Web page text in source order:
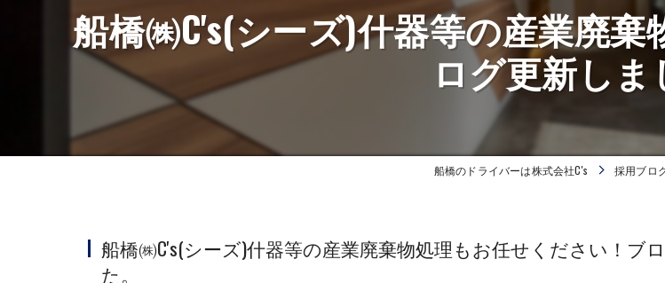
事業案内
船橋㈱C's(シーズ)什器等の産業廃
ログ更新しま
船橋のドライバーは株式会社C's 採用ブロ
船橋㈱C's(シーズ)什器等の産業廃棄物処理もお任せください！ブ
た。